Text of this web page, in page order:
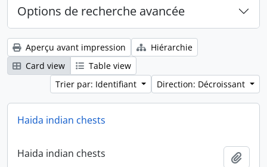
Options de recherche avancée
Aperçu avant impression
Hiérarchie
Card view
Table view
Trier par: Identifiant
Direction: Décroissant
Haida indian chests
Haida indian chests